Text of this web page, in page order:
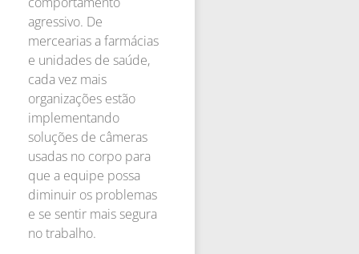
agressivo. De
mercearias a farmácias
e unidades de saúde,
cada vez mais
organizações estão
implementando
soluções de câmeras
usadas no corpo para
que a equipe possa
diminuir os problemas
e se sentir mais segura
no trabalho.